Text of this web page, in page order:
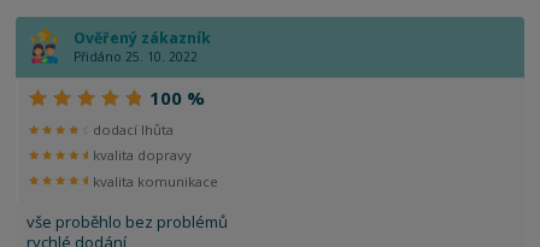
Ověřený zákazník
Přidáno 25. 10. 2022
vše proběhlo bez problémů
rychlé dodání
100 %
dodací lhůta
kvalita dopravy
kvalita komunikace